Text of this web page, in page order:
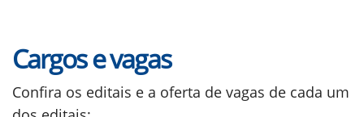
Cargos e vagas
Confira os editais e a oferta de vagas de cada um